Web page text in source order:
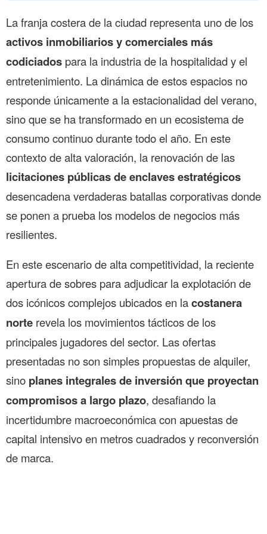
La franja costera de la ciudad representa uno de los
activos inmobiliarios y comerciales más
codiciados para la industria de la hospitalidad y el
entretenimiento. La dinámica de estos espacios no
responde únicamente a la estacionalidad del verano,
sino que se ha transformado en un ecosistema de
consumo continuo durante todo el año. En este
contexto de alta valoración, la renovación de las
licitaciones públicas de enclaves estratégicos
desencadena verdaderas batallas corporativas donde
se ponen a prueba los modelos de negocios más
resilientes.
En este escenario de alta competitividad, la reciente
apertura de sobres para adjudicar la explotación de
dos icónicos complejos ubicados en lacostanera
norte revela los movimientos tácticos de los
principales jugadores del sector. Las ofertas
presentadas no son simples propuestas de alquiler,
sino planes integrales de inversión que proyectan
compromisos a largo plazo, desafiando la
incertidumbre macroeconómica con apuestas de
capital intensivo en metros cuadrados y reconversión
de marca.